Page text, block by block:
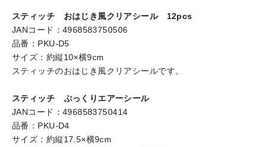
スティッチ おはじき風クリアシール 12pcs
JANコード：4968583750506
品番：PKU-D5
サイズ：約縦10×横9cm
スティッチのおはじき風クリアシールです。
スティッチ ぷっくりエアーシール
JANコード：4968583750414
品番：PKU-D4
サイズ：約縦17.5×横9cm